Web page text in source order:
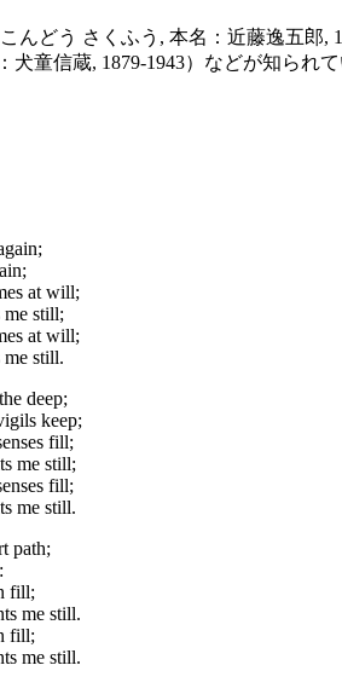
んどう さくふう, 本名：近藤逸五郎,
童信蔵, 1879-1943）などが知られて
at will;
me still;
at will;
me still.
deep;
keep;
fill;
me still;
fill;
me still.
path;
fill;
me still.
fill;
me still.